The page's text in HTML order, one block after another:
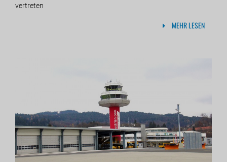
vertreten
MEHR LESEN